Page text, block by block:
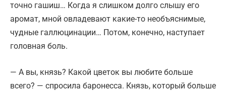
точно гашиш… Когда я слишком долго слышу его
аромат, мной овладевают какие-то необъяснимые,
чудные галлюцинации… Потом, конечно, наступает
головная боль.
— А вы, князь? Какой цветок вы любите больше
всего? — спросила баронесса. Князь, который больше